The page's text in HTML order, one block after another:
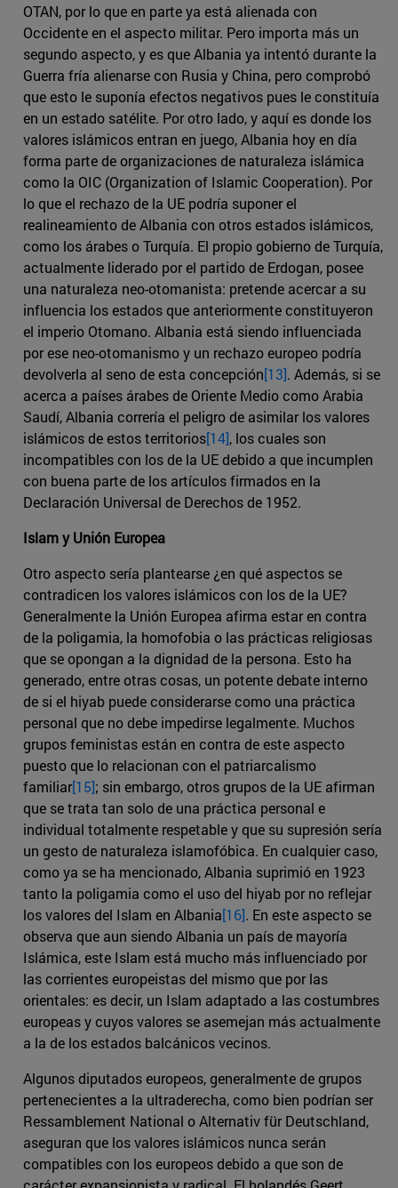
OTAN, por lo que en parte ya está alienada con
Occidente en el aspecto militar. Pero importa más un
segundo aspecto, y es que Albania ya intentó durante la
Guerra fría alienarse con Rusia y China, pero comprobó
que esto le suponía efectos negativos pues le constituía
en un estado satélite. Por otro lado, y aquí es donde los
valores islámicos entran en juego, Albania hoy en día
forma parte de organizaciones de naturaleza islámica
como la OIC (Organization of Islamic Cooperation). Por
lo que el rechazo de la UE podría suponer el
realineamiento de Albania con otros estados islámicos,
como los árabes o Turquía. El propio gobierno de Turquía,
actualmente liderado por el partido de Erdogan, posee
una naturaleza neo-otomanista: pretende acercar a su
influencia los estados que anteriormente constituyeron
el imperio Otomano. Albania está siendo influenciada
por ese neo-otomanismo y un rechazo europeo podría
devolverla al seno de esta concepción[13]. Además, si se
acerca a países árabes de Oriente Medio como Arabia
Saudí, Albania correría el peligro de asimilar los valores
islámicos de estos territorios[14], los cuales son
incompatibles con los de la UE debido a que incumplen
con buena parte de los artículos firmados en la
Declaración Universal de Derechos de 1952.
Islam y Unión Europea
Otro aspecto sería plantearse ¿en qué aspectos se
contradicen los valores islámicos con los de la UE?
Generalmente la Unión Europea afirma estar en contra
de la poligamia, la homofobia o las prácticas religiosas
que se opongan a la dignidad de la persona. Esto ha
generado, entre otras cosas, un potente debate interno
de si el hiyab puede considerarse como una práctica
personal que no debe impedirse legalmente. Muchos
grupos feministas están en contra de este aspecto
puesto que lo relacionan con el patriarcalismo
familiar[15]; sin embargo, otros grupos de la UE afirman
que se trata tan solo de una práctica personal e
individual totalmente respetable y que su supresión sería
un gesto de naturaleza islamofóbica. En cualquier caso,
como ya se ha mencionado, Albania suprimió en 1923
tanto la poligamia como el uso del hiyab por no reflejar
los valores del Islam en Albania[16]. En este aspecto se
observa que aun siendo Albania un país de mayoría
Islámica, este Islam está mucho más influenciado por
las corrientes europeistas del mismo que por las
orientales: es decir, un Islam adaptado a las costumbres
europeas y cuyos valores se asemejan más actualmente
a la de los estados balcánicos vecinos.
Algunos diputados europeos, generalmente de grupos
pertenecientes a la ultraderecha, como bien podrían ser
Ressamblement National o Alternativ für Deutschland,
aseguran que los valores islámicos nunca serán
compatibles con los europeos debido a que son de